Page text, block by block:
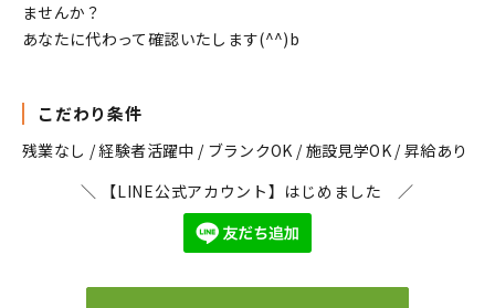
ませんか？
あなたに代わって確認いたします(^^)b
こだわり条件
残業なし / 経験者活躍中 / ブランクOK / 施設見学OK / 昇給あり
＼ 【LINE公式アカウント】はじめました ／